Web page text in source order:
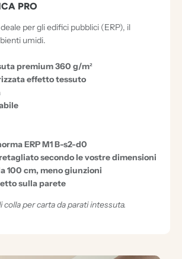
PRO
per gli edifici pubblici (ERP), il
umidi.
premium 360 g/m²
effetto tessuto
ERP M1 B-s2-d0
secondo le vostre dimensioni
100 cm, meno giunzioni
sulla parete
per carta da parati intessuta.